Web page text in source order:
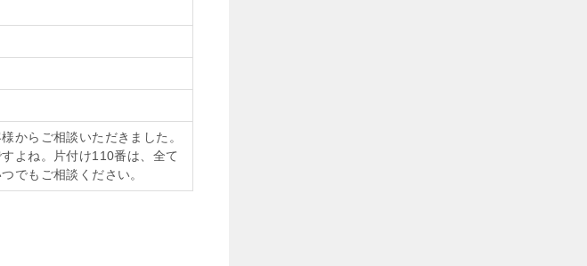
からご相談いただきました。
よね。片付け110番は、全て
でもご相談ください。